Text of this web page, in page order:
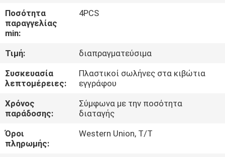
ΣΤΟ
ΕΡΓΟΣΤΆΣΙΟ
ΠΟΙΌΤΗΤΑΣ
ΕΠΙΚΟΙΝΩΝΉΣΤΕ
ΜΑΖΊ
ΜΑΣ
Ποσότητα
παραγγελίας
min:
4PCS
Τιμή:
διαπραγματεύσιμα
Συσκευασία
λεπτομέρειες:
Πλαστικοί σωλήνες στα κιβώτια
εγγράφου
Χρόνος
παράδοσης:
Σύμφωνα με την ποσότητα
διαταγής
Όροι
πληρωμής:
Western Union, T/T